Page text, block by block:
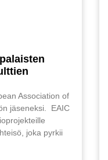
Association of
jäseneksi. EAIC
joka pyrkii